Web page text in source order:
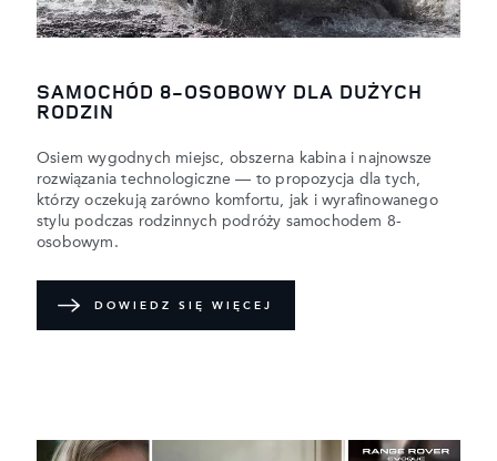
SAMOCHÓD 8-OSOBOWY DLA DUŻYCH
RODZIN
Osiem wygodnych miejsc, obszerna kabina i najnowsze
rozwiązania technologiczne — to propozycja dla tych,
którzy oczekują zarówno komfortu, jak i wyrafinowanego
stylu podczas rodzinnych podróży samochodem 8-
osobowym.
DOWIEDZ SIĘ WIĘCEJ